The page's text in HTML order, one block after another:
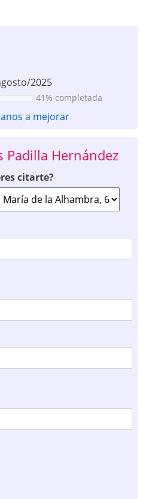
2025
41% completada
a mejorar
Padilla Hernández
citarte?